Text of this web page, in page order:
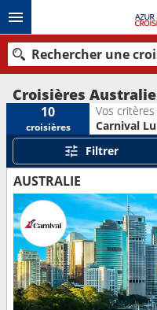
Rechercher une
Nos destinations
Mois de départ
Ports
Croisières
10
croisières
Vos
Carnival
Filtrer
AUSTRALIE